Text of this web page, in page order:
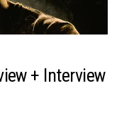
+ Interview